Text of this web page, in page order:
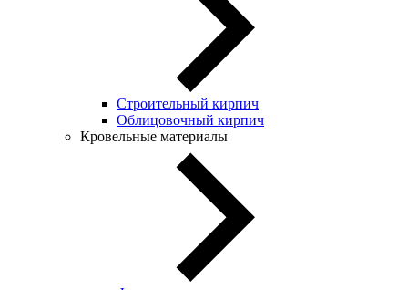
Строительный кирпич
Облицовочный кирпич
Кровельные материалы